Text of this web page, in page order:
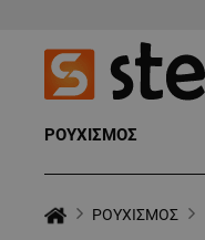
ΡΟΥΧΙΣΜΟΣ
ΡΟΥΧΙΣΜΟΣ